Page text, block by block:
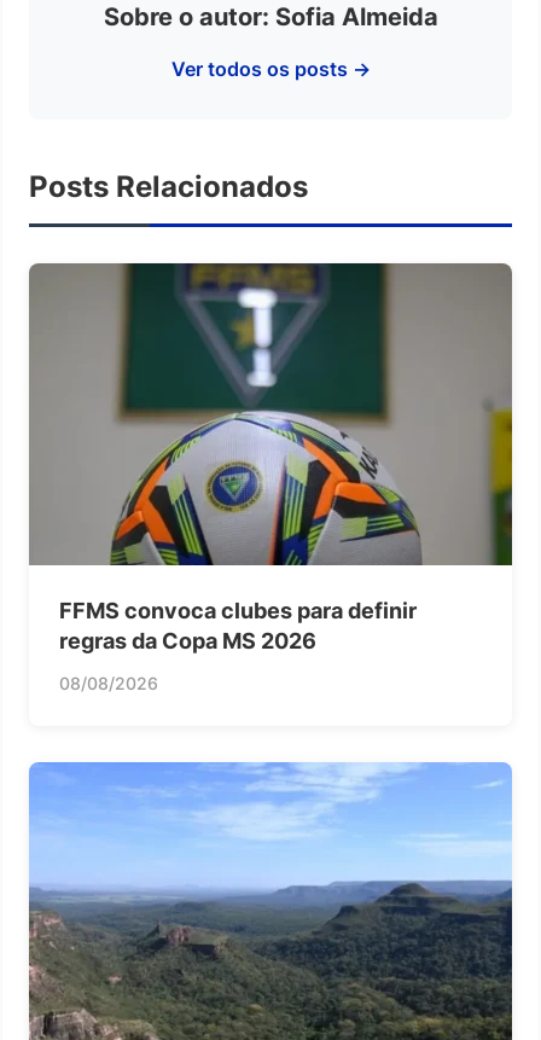
Sobre o autor: Sofia Almeida
Ver todos os posts →
Posts Relacionados
FFMS convoca clubes para definir
regras da Copa MS 2026
08/08/2026